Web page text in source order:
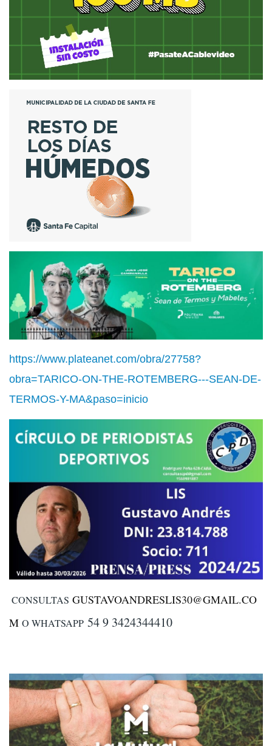
https://www.plateanet.com/obra/27758?
obra=TARICO-ON-THE-ROTEMBERG---SEAN-DE-
TERMOS-Y-MA&paso=inicio
CONSULTAS GUSTAVOANDRESLIS30@GMAIL.CO
M O WHATSAPP 54 9 3424344410